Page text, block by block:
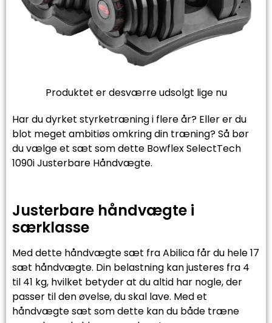
Produktet er desværre udsolgt lige nu
Har du dyrket styrketræning i flere år? Eller er du
blot meget ambitiøs omkring din træning? Så bør
du vælge et sæt som dette Bowflex SelectTech
1090i Justerbare Håndvægte.
Justerbare håndvægte i
særklasse
Med dette håndvægte sæt fra Abilica får du hele 17
sæt håndvægte. Din belastning kan justeres fra 4
til 41 kg, hvilket betyder at du altid har nogle, der
passer til den øvelse, du skal lave. Med et
håndvægte sæt som dette kan du både træne